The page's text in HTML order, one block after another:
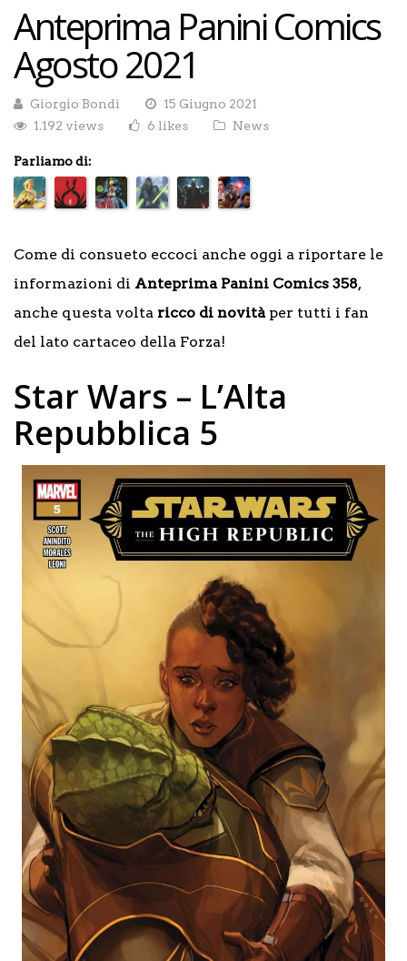
Anteprima Panini Comics
Agosto 2021
Giorgio Bondì
15 Giugno 2021
1.192 views
6 likes News
Parliamo di:
Come di consueto eccoci anche oggi a riportare le
informazioni di Anteprima Panini Comics 358,
anche questa volta ricco di novitàper tutti i fan
del lato cartaceo della Forza!
Star Wars – L’Alta
Repubblica 5